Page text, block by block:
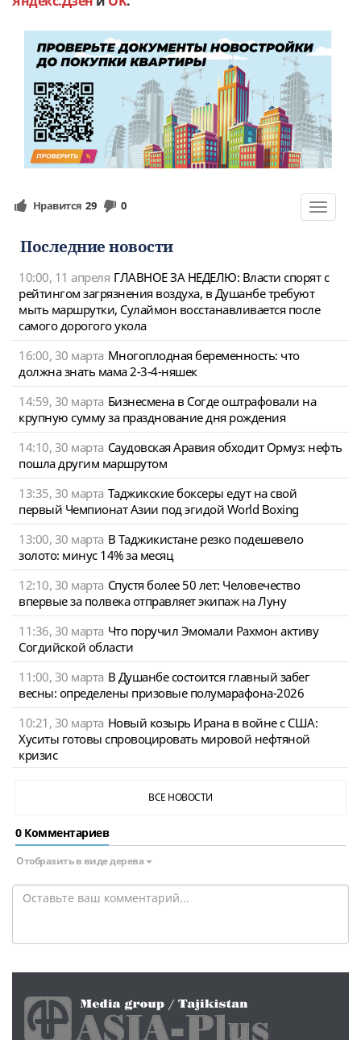
Toggle
Нравится 29 0
Последние новости
10:00, 11 апреля ГЛАВНОЕ ЗА НЕДЕЛЮ: Власти спорят с
рейтингом загрязнения воздуха, в Душанбе требуют
мыть маршрутки, Сулаймон восстанавливается после
самого дорогого укола
16:00, 30 марта Многоплодная беременность: что
должна знать мама 2-3-4-няшек
14:59, 30 марта Бизнесмена в Согде оштрафовали на
крупную сумму за празднование дня рождения
14:10, 30 марта Саудовская Аравия обходит Ормуз: нефть
пошла другим маршрутом
13:35, 30 марта Таджикские боксеры едут на свой
первый Чемпионат Азии под эгидой World Boxing
13:00, 30 марта В Таджикистане резко подешевело
золото: минус 14% за месяц
12:10, 30 марта Спустя более 50 лет: Человечество
впервые за полвека отправляет экипаж на Луну
11:36, 30 марта Что поручил Эмомали Рахмон активу
Согдийской области
11:00, 30 марта В Душанбе состоится главный забег
весны: определены призовые полумарафона-2026
10:21, 30 марта Новый козырь Ирана в войне с США:
Хуситы готовы спровоцировать мировой нефтяной
кризис
ВСЕ НОВОСТИ
0 Комментариев
Отобразить в виде дерева